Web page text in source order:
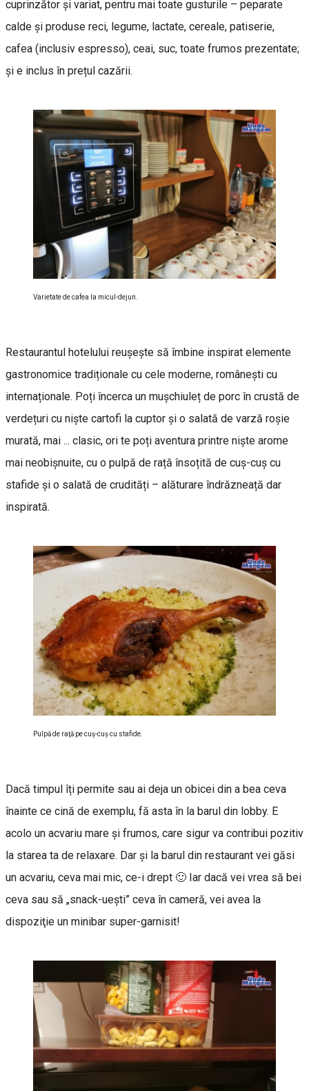
cuprinzător și variat, pentru mai toate gusturile – peparate
calde și produse reci, legume, lactate, cereale, patiserie,
cafea (inclusiv espresso), ceai, suc, toate frumos prezentate;
și e inclus în prețul cazării.
Varietate de cafea la micul-dejun.
Restaurantul hotelului reușește să îmbine inspirat elemente
gastronomice tradiționale cu cele moderne, românești cu
internaționale. Poți încerca un mușchiuleț de porc în crustă de
verdețuri cu niște cartofi la cuptor și o salată de varză roșie
murată, mai ... clasic, ori te poți aventura printre niște arome
mai neobișnuite, cu o pulpă de rață însoțită de cuș-cuș cu
stafide și o salată de crudități – alăturare îndrăzneață dar
inspirată.
Pulpă de raţă pe cuş-cuş cu stafide.
Dacă timpul îți permite sau ai deja un obicei din a bea ceva
înainte ce cină de exemplu, fă asta în la barul din lobby. E
acolo un acvariu mare și frumos, care sigur va contribui pozitiv
la starea ta de relaxare. Dar şi la barul din restaurant vei găsi
un acvariu, ceva mai mic, ce-i drept 🙂 Iar dacă vei vrea să bei
ceva sau să „snack-ueşti” ceva în cameră, vei avea la
dispoziţie un minibar super-garnisit!